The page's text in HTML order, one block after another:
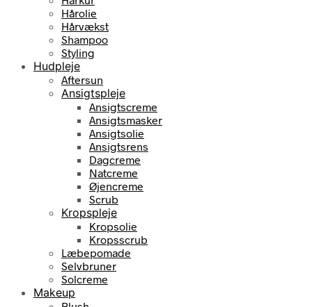
Hårolie
Hårvækst
Shampoo
Styling
Hudpleje
Aftersun
Ansigtspleje
Ansigtscreme
Ansigtsmasker
Ansigtsolie
Ansigtsrens
Dagcreme
Natcreme
Øjencreme
Scrub
Kropspleje
Kropsolie
Kropsscrub
Læbepomade
Selvbruner
Solcreme
Makeup